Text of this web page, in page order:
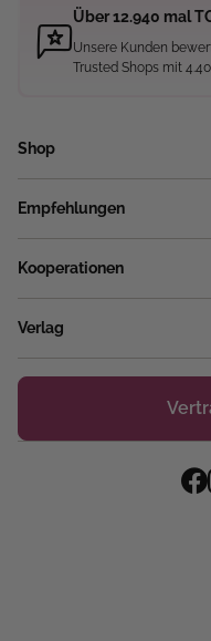
Über 12.940 mal
Unsere Kunden
Trusted Shops mit
Shop
Empfehlungen
Kooperationen
Verlag